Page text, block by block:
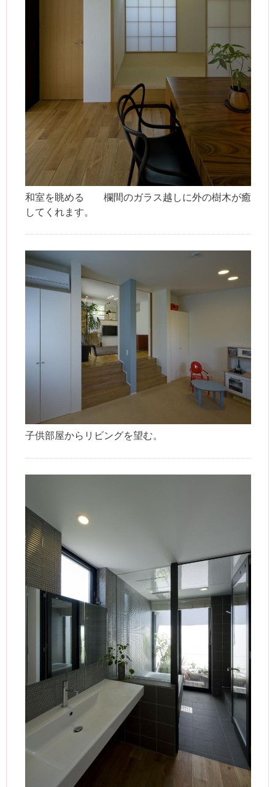
和室を眺める 欄間のガラス越しに外の樹木が癒
してくれます。
子供部屋からリビングを望む。